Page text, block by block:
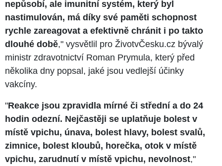
nepůsobí, ale imunitní systém, který byl
nastimulován, má díky své paměti schopnost
rychle zareagovat a efektivně chránit i po takto
dlouhé době," vysvětlil pro ŽivotvČesku.cz bývalý
ministr zdravotnictví Roman Prymula, který před
několika dny popsal, jaké jsou vedlejší účinky
vakcíny.
"Reakce jsou zpravidla mírné či střední a do 24
hodin odezní. Nejčastěji se uplatňuje bolest v
místě vpichu, únava, bolest hlavy, bolest svalů,
zimnice, bolest kloubů, horečka, otok v místě
vpichu, zarudnutí v místě vpichu, nevolnost,"